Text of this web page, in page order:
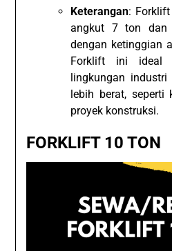
Keterangan:
angkut 7 ton dan
dengan ketinggian
Forklift ini ideal
lingkungan
lebih berat, seperti
proyek konstruksi.
FORKLIFT 10 TON